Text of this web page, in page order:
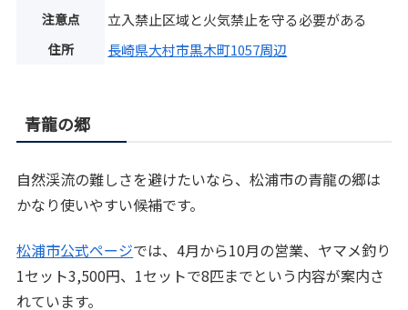
注意点 立入禁止区域と火気禁止を守る必要がある
住所 長崎県大村市黒木町1057周辺
青龍の郷
自然渓流の難しさを避けたいなら、松浦市の青龍の郷は
かなり使いやすい候補です。
松浦市公式ページでは、4月から10月の営業、ヤマメ釣り
1セット3,500円、1セットで8匹までという内容が案内さ
れています。